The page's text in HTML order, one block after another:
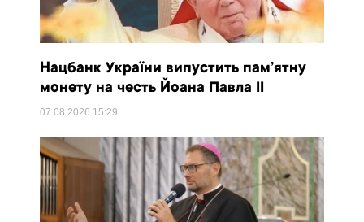
Нацбанк України випустить пам’ятну
монету на честь Йоана Павла II
07.08.2026 15:29